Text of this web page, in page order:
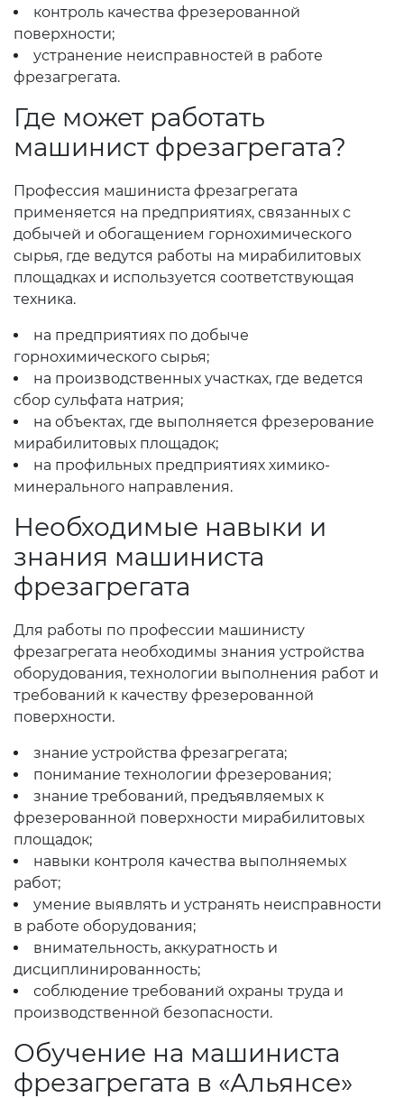
контроль качества фрезерованной
поверхности;
устранение неисправностей в работе
фрезагрегата.
Где может работать
машинист фрезагрегата?
Профессия машиниста фрезагрегата
применяется на предприятиях, связанных с
добычей и обогащением горнохимического
сырья, где ведутся работы на мирабилитовых
площадках и используется соответствующая
техника.
на предприятиях по добыче
горнохимического сырья;
на производственных участках, где ведется
сбор сульфата натрия;
на объектах, где выполняется фрезерование
мирабилитовых площадок;
на профильных предприятиях химико-
минерального направления.
Необходимые навыки и
знания машиниста
фрезагрегата
Для работы по профессии машинисту
фрезагрегата необходимы знания устройства
оборудования, технологии выполнения работ и
требований к качеству фрезерованной
поверхности.
знание устройства фрезагрегата;
понимание технологии фрезерования;
знание требований, предъявляемых к
фрезерованной поверхности мирабилитовых
площадок;
навыки контроля качества выполняемых
работ;
умение выявлять и устранять неисправности
в работе оборудования;
внимательность, аккуратность и
дисциплинированность;
соблюдение требований охраны труда и
производственной безопасности.
Обучение на машиниста
фрезагрегата в «Альянсе»